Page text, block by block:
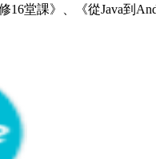
堂課》、《從Java到